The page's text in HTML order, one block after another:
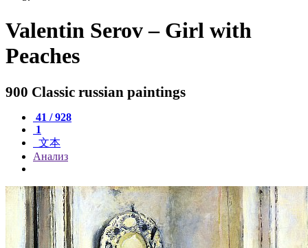
Valentin Serov – Girl with
Peaches
900 Classic russian paintings
41 / 928
1
文本
Анализ